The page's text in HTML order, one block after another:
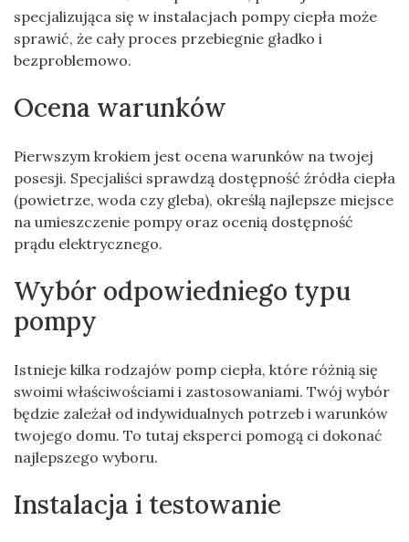
specjalizująca się w instalacjach pompy ciepła może
sprawić, że cały proces przebiegnie gładko i
bezproblemowo.
Ocena warunków
Pierwszym krokiem jest ocena warunków na twojej
posesji. Specjaliści sprawdzą dostępność źródła ciepła
(powietrze, woda czy gleba), określą najlepsze miejsce
na umieszczenie pompy oraz ocenią dostępność
prądu elektrycznego.
Wybór odpowiedniego typu
pompy
Istnieje kilka rodzajów pomp ciepła, które różnią się
swoimi właściwościami i zastosowaniami. Twój wybór
będzie zależał od indywidualnych potrzeb i warunków
twojego domu. To tutaj eksperci pomogą ci dokonać
najlepszego wyboru.
Instalacja i testowanie